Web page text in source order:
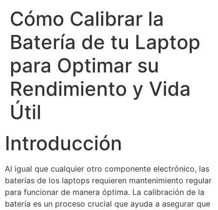
Cómo Calibrar la
Batería de tu Laptop
para Optimar su
Rendimiento y Vida
Útil
Introducción
Al igual que cualquier otro componente electrónico, las
baterías de los laptops requieren mantenimiento regular
para funcionar de manera óptima. La calibración de la
batería es un proceso crucial que ayuda a asegurar que